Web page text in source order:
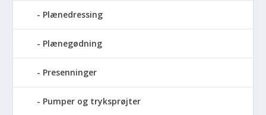
Plænedressing
Plænegødning
Presenninger
Pumper og tryksprøjter